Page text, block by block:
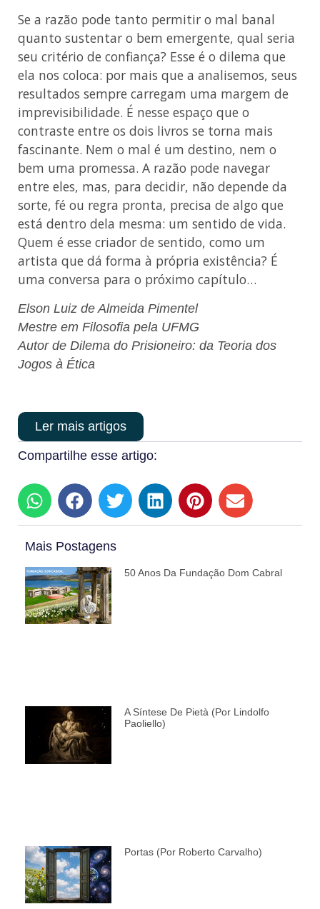
Se a razão pode tanto permitir o mal banal
quanto sustentar o bem emergente, qual seria
seu critério de confiança? Esse é o dilema que
ela nos coloca: por mais que a analisemos, seus
resultados sempre carregam uma margem de
imprevisibilidade. É nesse espaço que o
contraste entre os dois livros se torna mais
fascinante. Nem o mal é um destino, nem o
bem uma promessa. A razão pode navegar
entre eles, mas, para decidir, não depende da
sorte, fé ou regra pronta, precisa de algo que
está dentro dela mesma: um sentido de vida.
Quem é esse criador de sentido, como um
artista que dá forma à própria existência? É
uma conversa para o próximo capítulo…
Elson Luiz de Almeida Pimentel
Mestre em Filosofia pela UFMG
Autor de Dilema do Prisioneiro: da Teoria dos
Jogos à Ética
Ler mais artigos
Compartilhe esse artigo:
Mais Postagens
50 Anos Da Fundação Dom Cabral
A Síntese De Pietà (por Lindolfo
Paoliello)
Portas (por Roberto Carvalho)